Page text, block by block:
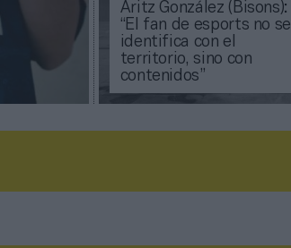
Aritz González (Bisons):
“El fan de esports no se
identifica con el
territorio, sino con
contenidos”